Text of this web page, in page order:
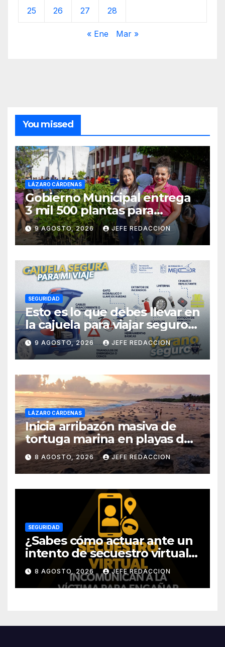
25 26 27 28
« Ene Mar »
You missed
LÁZARO CÁRDENAS
Gobierno Municipal entrega
3 mil 500 plantas para
sumarse a la Jornada
Nacional de Reforestación
9 AGOSTO, 2026 JEFE REDACCION
SEGURIDAD
Esto es lo que debes llevar en
la cajuela para viajar seguro
por carretera
9 AGOSTO, 2026 JEFE REDACCION
LÁZARO CÁRDENAS
Inicia arribazón masiva de
tortuga marina en playas de
Michoacán
8 AGOSTO, 2026 JEFE REDACCION
SEGURIDAD
¿Sabes cómo actuar ante un
intento de secuestro virtual?
La SSP te guía para evitarlo
8 AGOSTO, 2026 JEFE REDACCION